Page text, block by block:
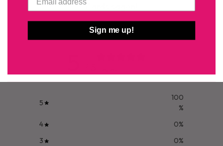
Cards sagen!
5
100
%
4
0%
3
0%
Sign me up!